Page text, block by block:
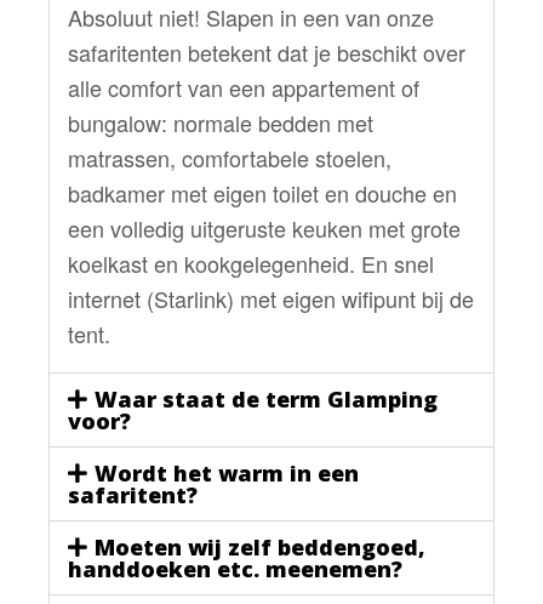
Absoluut niet! Slapen in een van onze
safaritenten betekent dat je beschikt over
alle comfort van een appartement of
bungalow: normale bedden met
matrassen, comfortabele stoelen,
badkamer met eigen toilet en douche en
een volledig uitgeruste keuken met grote
koelkast en kookgelegenheid. En snel
internet (Starlink) met eigen wifipunt bij de
tent.
Waar staat de term Glamping
voor?
Wordt het warm in een
safaritent?
Moeten wij zelf beddengoed,
handdoeken etc. meenemen?